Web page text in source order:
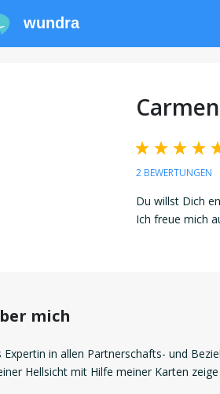
wundra
2 BEWERTUNGEN
Du willst Dich
Ich freue mich
mich
Expertin in allen Partnerschafts- und
Hellsicht mit Hilfe meiner Karten